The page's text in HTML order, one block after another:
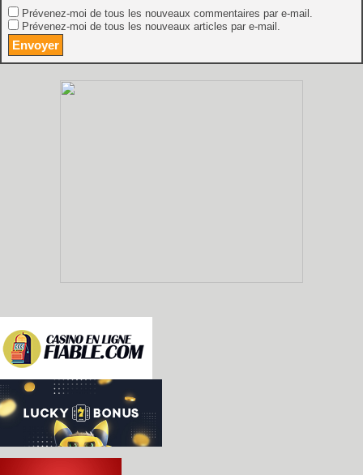
Prévenez-moi de tous les nouveaux commentaires par e-mail.
Prévenez-moi de tous les nouveaux articles par e-mail.